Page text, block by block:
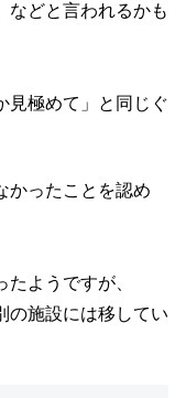
などと言われるかも
見極めて」と同じぐ
かったことを認め
ようですが、
の施設には移してい